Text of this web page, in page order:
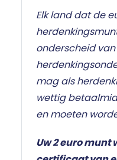
Elk land dat de
onderscheid
mag als
wettig
en moeten
Uw 2 euro